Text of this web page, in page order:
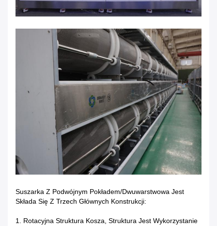
Suszarka Z Podwójnym Pokładem/dwuwarstwowa Jest
Składa Się Z Trzech Głównych Konstrukcji:
1. Rotacyjna Struktura Kosza, Struktura Jest Wykorzystanie